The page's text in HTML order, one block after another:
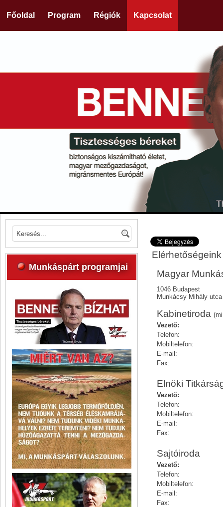
Főoldal Program Régiók Kapcsolat
Munkáspárt programjai
Elérhetőségeink
Magyar
1046 Budapest
Munkácsy Mihály
Kabinetiroda
Vezető:
Telefon:
Mobiltelefon:
E-mail:
Fax:
Elnöki
Vezető:
Telefon:
Mobiltelefon:
E-mail:
Fax:
Sajtóiroda
Vezető:
Telefon:
Mobiltelefon:
E-mail:
Fax: